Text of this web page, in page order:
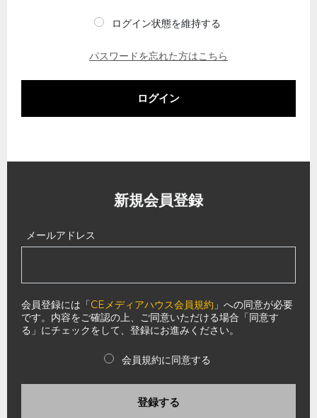
ログイン状態を維持する
パスワードを忘れた方はこちら
ログイン
新規会員登録
メールアドレス
会員登録には「CEメディアハウス会員規約 」への同意が必要
です。内容をご確認の上、ご同意いただける場合「同意す
る」にチェックをして、登録にお進みください。
会員規約に同意する
登録する